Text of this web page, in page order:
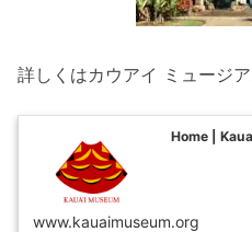
詳しくはカウアイ ミュージ
Home |
www.kauaimuseum.org